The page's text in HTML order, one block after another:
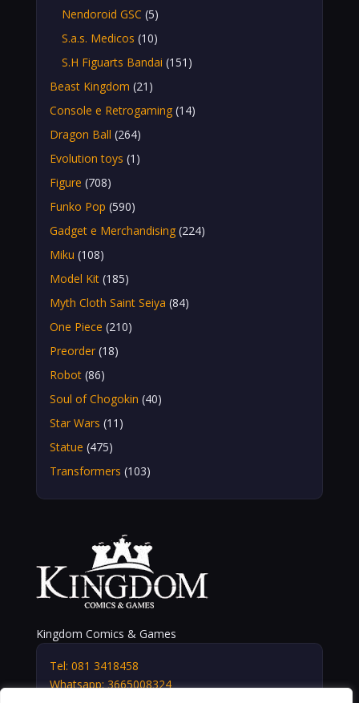
Nendoroid GSC (5)
S.a.s. Medicos (10)
S.H Figuarts Bandai (151)
Beast Kingdom (21)
Console e Retrogaming (14)
Dragon Ball (264)
Evolution toys (1)
Figure (708)
Funko Pop (590)
Gadget e Merchandising (224)
Miku (108)
Model Kit (185)
Myth Cloth Saint Seiya (84)
One Piece (210)
Preorder (18)
Robot (86)
Soul of Chogokin (40)
Star Wars (11)
Statue (475)
Transformers (103)
Kingdom Comics & Games
Tel: 081 3418458
Whatsapp: 3665008324